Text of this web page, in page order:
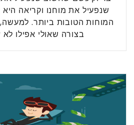
שנפעיל את מוחנו וקריאה
המוחות הטובות ביותר.
בצורה שאולי אפילו